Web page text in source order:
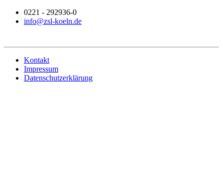
0221 - 292936-0
info@zsl-koeln.de
Kontakt
Impressum
Datenschutzerklärung